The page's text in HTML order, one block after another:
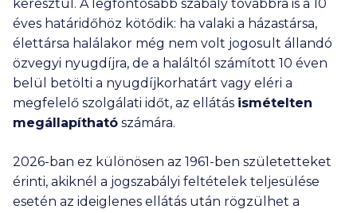
keresztül. A legfontosabb szabály továbbra is a 10
éves határidőhöz kötődik: ha valaki a házastársa,
élettársa halálakor még nem volt jogosult állandó
özvegyi nyugdíjra, de a haláltól számított 10 éven
belül betölti a nyugdíjkorhatárt vagy eléri a
megfelelő szolgálati időt, az ellátás ismételten
megállapítható számára.
2026-ban ez különösen az 1961-ben születetteket
érinti, akiknél a jogszabályi feltételek teljesülése
esetén az ideiglenes ellátás után rögzülhet a